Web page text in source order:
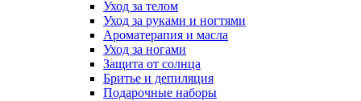
Уход за телом
Уход за руками и ногтями
Ароматерапия и масла
Уход за ногами
Защита от солнца
Бритье и депиляция
Подарочные наборы